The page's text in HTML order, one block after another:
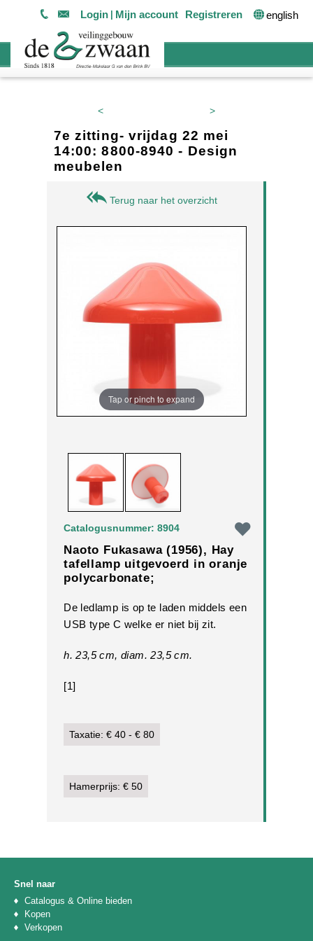
Login Mijn account Registreren english
< >
7e zitting- vrijdag 22 mei
14:00: 8800-8940 - Design
meubelen
Terug naar het overzicht
Tap or pinch to expand
Catalogusnummer: 8904
Naoto Fukasawa (1956), Hay
tafellamp uitgevoerd in oranje
polycarbonate;
De ledlamp is op te laden middels een
USB type C welke er niet bij zit.
h. 23,5 cm, diam. 23,5 cm.
[1]
Taxatie: € 40 - € 80
Hamerprijs: € 50
Snel naar
Catalogus & Online bieden
Kopen
Verkopen